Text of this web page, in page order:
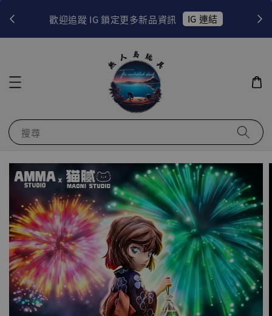
歡迎追蹤 IG 鎖定更多新品資訊 IG 連結
搜尋